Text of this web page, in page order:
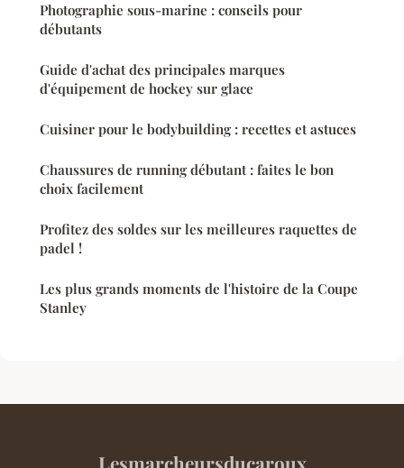
Photographie sous-marine : conseils pour
débutants
Guide d'achat des principales marques
d'équipement de hockey sur glace
Cuisiner pour le bodybuilding : recettes et astuces
Chaussures de running débutant : faites le bon
choix facilement
Profitez des soldes sur les meilleures raquettes de
padel !
Les plus grands moments de l'histoire de la Coupe
Stanley
Lesmarcheursducaroux